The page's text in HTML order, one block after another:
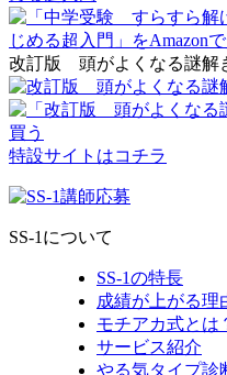
改訂版 頭がよくなる謎解
特設サイトはコチラ
SS-1について
SS-1の特長
成績が上がる理
モチアカ式とは
サービス紹介
やる気タイプ診